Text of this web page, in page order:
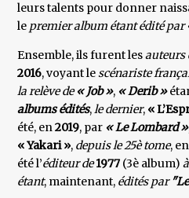
leurs talents pour donner
le premier album étant édité par
Ensemble, ils furent lesauteurs
2016, voyant lescénariste
la relève de« Job », « Derib »
albums édités,le dernier, «
été, en2019, par « Le Lombard »
« Yakari », depuis le 25è tome,
été l’éditeur de1977 (3è album) à
étant, maintenant, édités par